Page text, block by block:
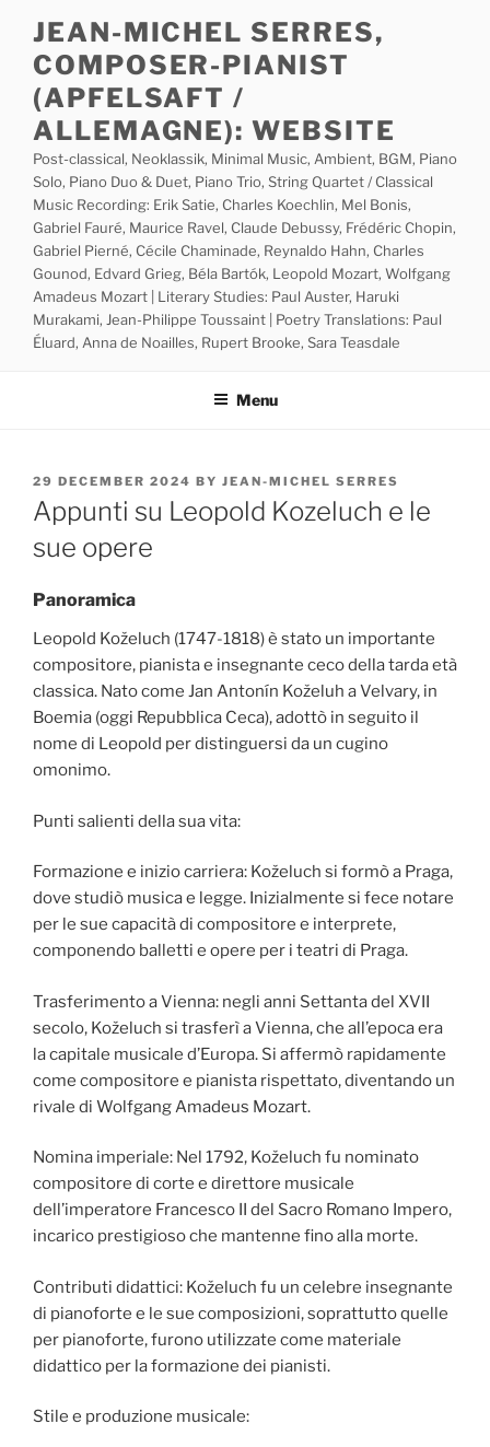
content
JEAN-MICHEL SERRES,
COMPOSER-PIANIST
(APFELSAFT /
ALLEMAGNE): WEBSITE
Post-classical, Neoklassik, Minimal Music, Ambient, BGM, Piano
Solo, Piano Duo & Duet, Piano Trio, String Quartet / Classical
Music Recording: Erik Satie, Charles Koechlin, Mel Bonis,
Gabriel Fauré, Maurice Ravel, Claude Debussy, Frédéric Chopin,
Gabriel Pierné, Cécile Chaminade, Reynaldo Hahn, Charles
Gounod, Edvard Grieg, Béla Bartók, Leopold Mozart, Wolfgang
Amadeus Mozart | Literary Studies: Paul Auster, Haruki
Murakami, Jean-Philippe Toussaint | Poetry Translations: Paul
Éluard, Anna de Noailles, Rupert Brooke, Sara Teasdale
Menu
POSTED
ON
29 DECEMBER 2024 BY JEAN-MICHEL SERRES
Appunti su Leopold Kozeluch e le
sue opere
Panoramica
Leopold Koželuch (1747-1818) è stato un importante
compositore, pianista e insegnante ceco della tarda età
classica. Nato come Jan Antonín Koželuh a Velvary, in
Boemia (oggi Repubblica Ceca), adottò in seguito il
nome di Leopold per distinguersi da un cugino
omonimo.
Punti salienti della sua vita:
Formazione e inizio carriera: Koželuch si formò a Praga,
dove studiò musica e legge. Inizialmente si fece notare
per le sue capacità di compositore e interprete,
componendo balletti e opere per i teatri di Praga.
Trasferimento a Vienna: negli anni Settanta del XVII
secolo, Koželuch si trasferì a Vienna, che all’epoca era
la capitale musicale d’Europa. Si affermò rapidamente
come compositore e pianista rispettato, diventando un
rivale di Wolfgang Amadeus Mozart.
Nomina imperiale: Nel 1792, Koželuch fu nominato
compositore di corte e direttore musicale
dell’imperatore Francesco II del Sacro Romano Impero,
incarico prestigioso che mantenne fino alla morte.
Contributi didattici: Koželuch fu un celebre insegnante
di pianoforte e le sue composizioni, soprattutto quelle
per pianoforte, furono utilizzate come materiale
didattico per la formazione dei pianisti.
Stile e produzione musicale: